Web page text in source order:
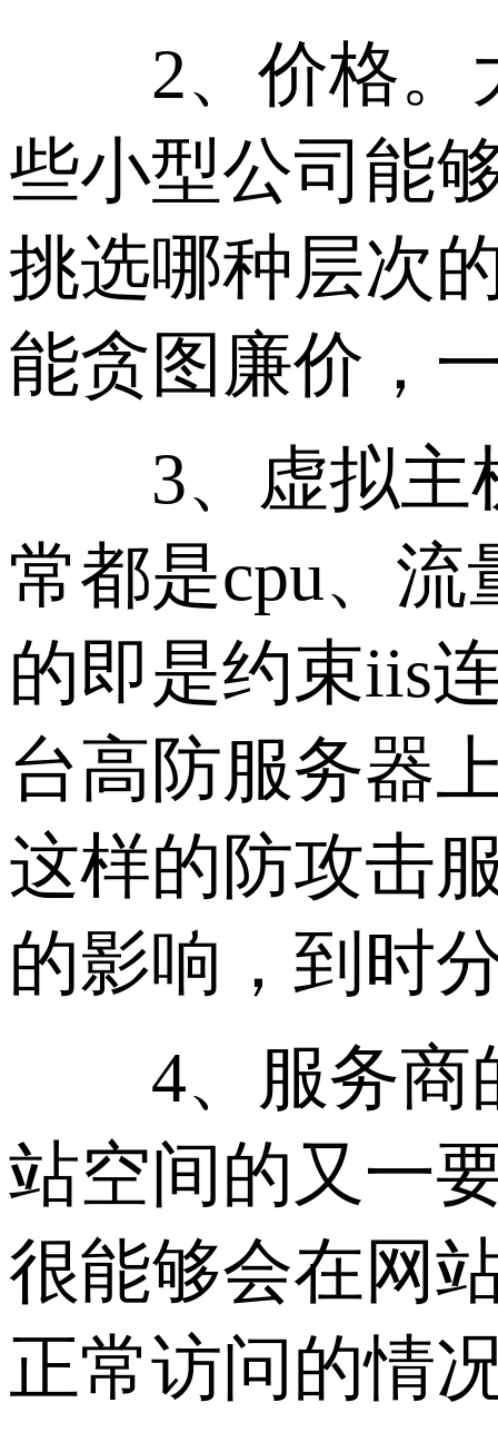
2、价格。大
些小型公司能
挑选哪种层次
能贪图廉价，
3、虚拟主机
常都是cpu、
的即是约束iis
台高防服务器
这样的防攻击
的影响，到时
4、服务商的
站空间的又一
很能够会在网
正常访问的情